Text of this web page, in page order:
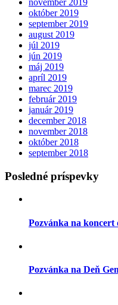
október 2019
september 2019
august 2019
júl 2019
jún 2019
máj 2019
apríl 2019
marec 2019
február 2019
január 2019
december 2018
november 2018
október 2018
september 2018
Posledné príspevky
Pozvánka na koncert
Pozvánka na Deň